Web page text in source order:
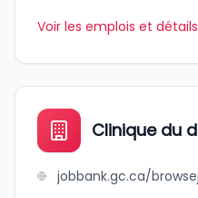
Voir les emplois et détails
Clinique du